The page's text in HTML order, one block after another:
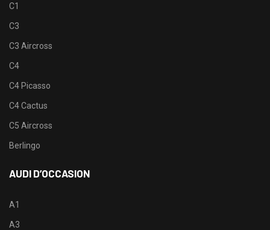
C1
C3
C3 Aircross
C4
C4 Picasso
C4 Cactus
C5 Aircross
Berlingo
AUDI D’OCCASION
A1
A3